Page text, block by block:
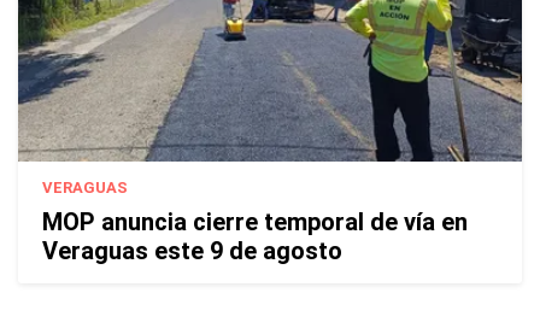
VERAGUAS
MOP anuncia cierre temporal de vía en
Veraguas este 9 de agosto